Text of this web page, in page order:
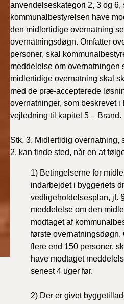
Tidligere BR (1961-
2010)
anvendelseskategori 2, 3 og 6,
kommunalbestyrelsen have
den midlertidige overnatning
overnatningsdøgn. Omfatter
personer, skal
meddelelse om overnatningen
midlertidige overnatning skal
med de præ-accepterede
overnatninger, som beskrevet
vejledning til kapitel 5 – Brand.
Stk. 3. Midlertidig overnatning,
2, kan finde sted, når en af
1) Betingelserne for
indarbejdet i byggeriets
vedligeholdelsesplan, jf.
meddelelse om den
modtaget af
første overnatningsdøgn.
flere end 150 personer,
have modtaget
senest 4 uger før.
2) Der er givet